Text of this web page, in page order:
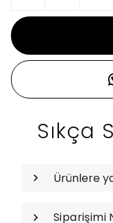
Sıkça
Ürünlere
Siparişimi